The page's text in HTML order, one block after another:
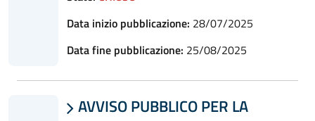
Data inizio pubblicazione: 28/07/2025
Data fine pubblicazione: 25/08/2025
 AVVISO PUBBLICO PER LA